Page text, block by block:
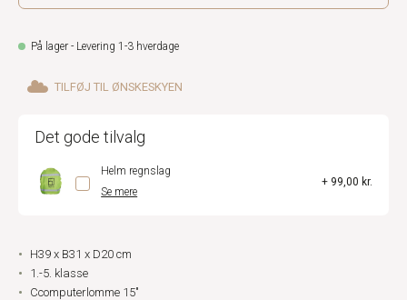
På lager - Levering 1-3 hverdage
TILFØJ TIL ØNSKESKYEN
Det gode tilvalg
Helm regnslag
Se mere
+ 99,00 kr.
H39 x B31 x D20 cm
1.-5. klasse
Ccomputerlomme 15"